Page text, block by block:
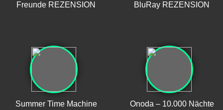
Freunde REZENSION
BluRay REZENSION
Summer Time Machine
Onoda – 10.000 Nächte